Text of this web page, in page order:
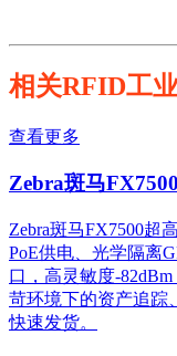
相关RFID工
查看更多
Zebra斑马
Zebra斑马FX7500超
PoE供电、光学隔离
口，高灵敏度-
苛环境下的资产追踪
快速发货。